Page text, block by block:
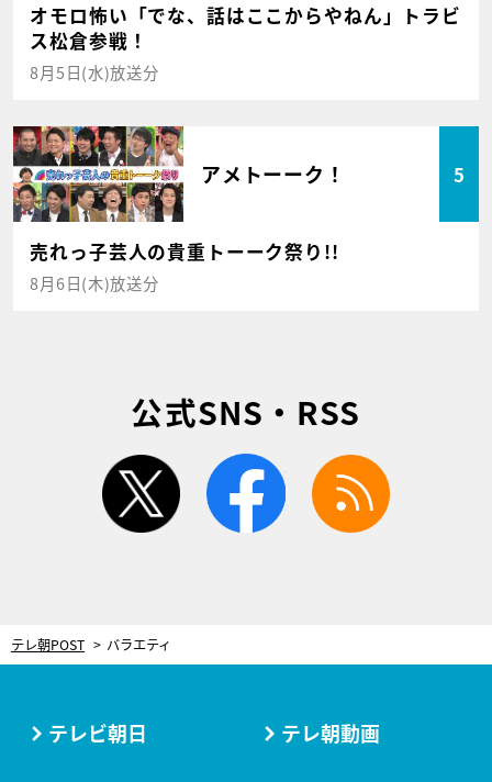
オモロ怖い「でな、話はここからやねん」トラビ
ス松倉参戦！
8月5日(水)放送分
アメトーーク！ 5
売れっ子芸人の貴重トーーク祭り!!
8月6日(木)放送分
公式SNS・RSS
twitter facebook
テレ朝POST バラエティ
テレビ朝日 テレ朝動画